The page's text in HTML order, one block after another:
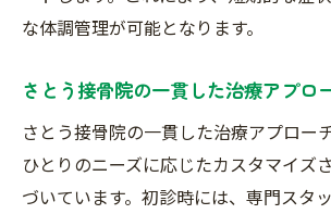
な体調管理が可能となります。
さとう接骨院の一貫した治療アプロ
さとう接骨院の一貫した治療アプロー
ひとりのニーズに応じたカスタマイズ
づいています。初診時には、専門スタ